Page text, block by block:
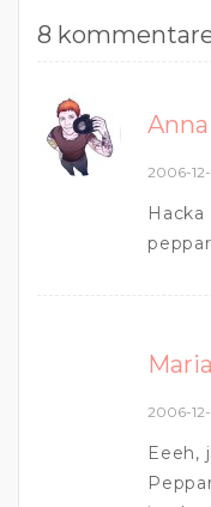
8
Anna
2006-12-
Maria
2006-
Eeeh,